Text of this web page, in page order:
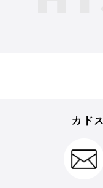
カド